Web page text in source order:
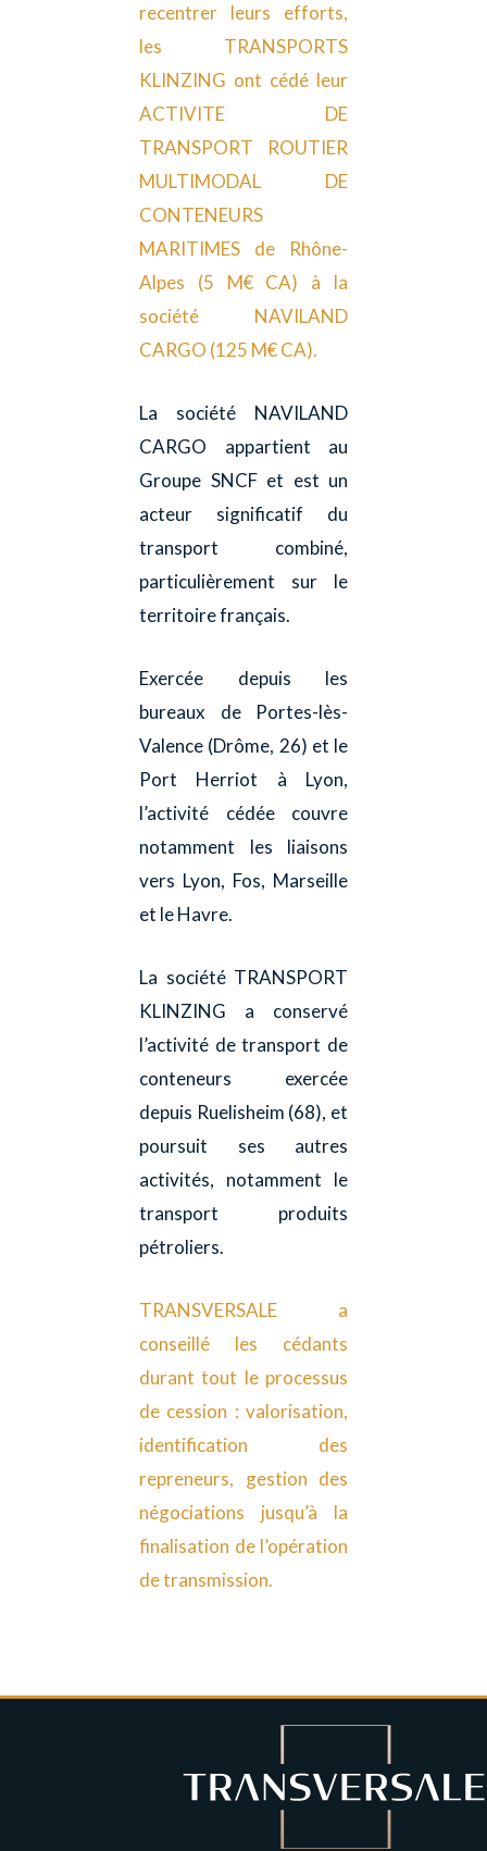
recentrer leurs efforts,
les TRANSPORTS
KLINZING ont cédé leur
ACTIVITE DE
TRANSPORT ROUTIER
MULTIMODAL DE
CONTENEURS
MARITIMES de Rhône-
Alpes (5 M€ CA) à la
société NAVILAND
CARGO (125 M€ CA).
La société NAVILAND
CARGO appartient au
Groupe SNCF et est un
acteur significatif du
transport combiné,
particulièrement sur le
territoire français.
Exercée depuis les
bureaux de Portes-lès-
Valence (Drôme, 26) et le
Port Herriot à Lyon,
l’activité cédée couvre
notamment les liaisons
vers Lyon, Fos, Marseille
et le Havre.
La société TRANSPORT
KLINZING a conservé
l’activité de transport de
conteneurs exercée
depuis Ruelisheim (68), et
poursuit ses autres
activités, notamment le
transport produits
pétroliers.
TRANSVERSALE a
conseillé les cédants
durant tout le processus
de cession : valorisation,
identification des
repreneurs, gestion des
négociations jusqu’à la
finalisation de l’opération
de transmission.